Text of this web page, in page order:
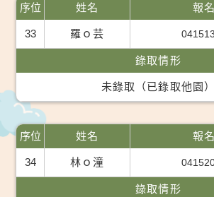
序位
33
姓名
羅ｏ芸
報
錄取情形
未錄取（已錄取他園）
序位
34
姓名
林ｏ潼
報
錄取情形